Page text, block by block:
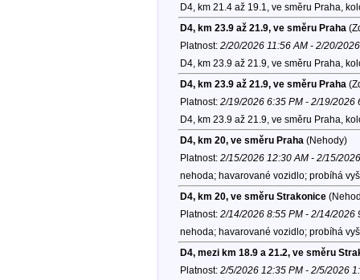
D4, km 21.4 až 19.1, ve směru Praha,
D4, km 23.9 až 21.9, ve směru Praha
Platnost: 2/20/2026 11:56 AM - 2/20/
D4, km 23.9 až 21.9, ve směru Praha,
D4, km 23.9 až 21.9, ve směru Praha
Platnost: 2/19/2026 6:35 PM - 2/19/2026
D4, km 23.9 až 21.9, ve směru Praha,
D4, km 20, ve směru Praha (Nehody)
Platnost: 2/15/2026 12:30 AM - 2/15/
nehoda; havarované vozidlo; probíhá
D4, km 20, ve směru Strakonice
Platnost: 2/14/2026 8:55 PM - 2/14/2026
nehoda; havarované vozidlo; probíhá
D4, mezi km 18.9 a 21.2, ve směru
Platnost: 2/5/2026 12:35 PM - 2/5/2026